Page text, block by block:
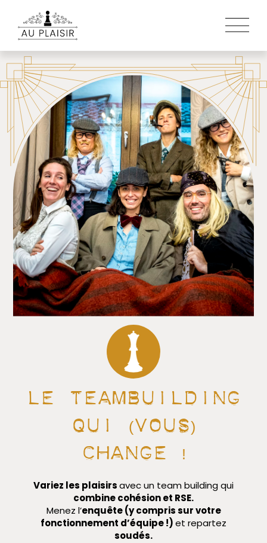
Le teambuilding
qui (vous)
change !
Variez les plaisirsavec un team building qui
combine cohésion et RSE.
Menez l’enquête (y compris sur votre
fonctionnement d’équipe !)et repartez
soudés.